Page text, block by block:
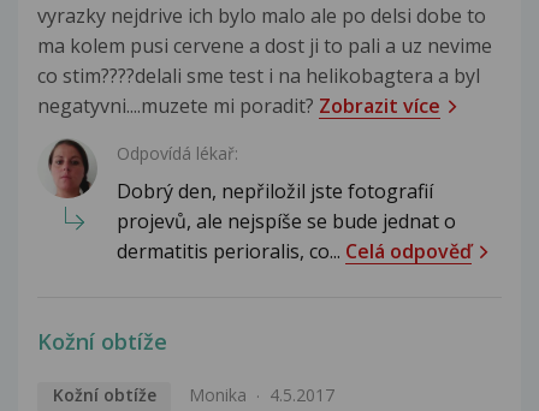
vyrazky nejdrive ich bylo malo ale po delsi dobe to
ma kolem pusi cervene a dost ji to pali a uz nevime
co stim????delali sme test i na helikobagtera a byl
negatyvni....muzete mi poradit? Zobrazit více
Odpovídá lékař:
Dobrý den, nepřiložil jste fotografií
projevů, ale nejspíše se bude jednat o
dermatitis perioralis, co... Celá odpověď
Kožní obtíže
Kožní obtíže Monika 4.5.2017